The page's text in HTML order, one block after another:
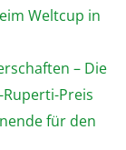
Weltcup in
– Die
Preis
für den